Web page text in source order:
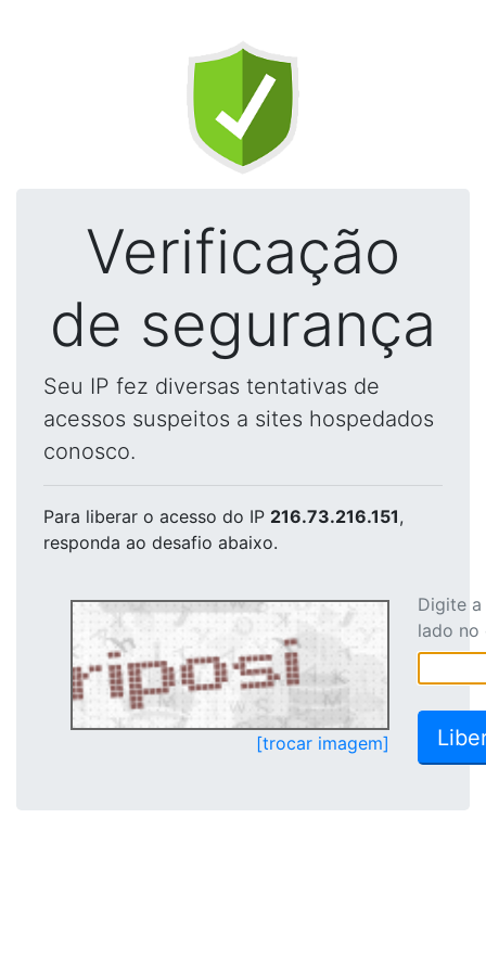
Verificação
de segurança
Seu IP fez diversas tentativas de
acessos suspeitos a sites hospedados
conosco.
Para liberar o acesso do IP 216.73.216.151,
responda ao desafio abaixo.
[trocar imagem]
Digite
lado no